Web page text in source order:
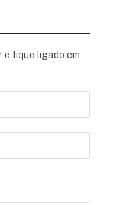
fique ligado em